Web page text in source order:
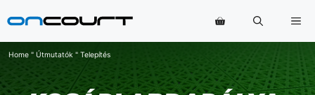
Home " Útmutatók " Telepítés